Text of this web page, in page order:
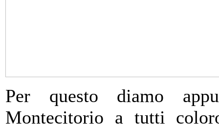
Per questo diamo
Montecitorio a tutti